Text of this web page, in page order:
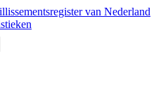
van Nederland